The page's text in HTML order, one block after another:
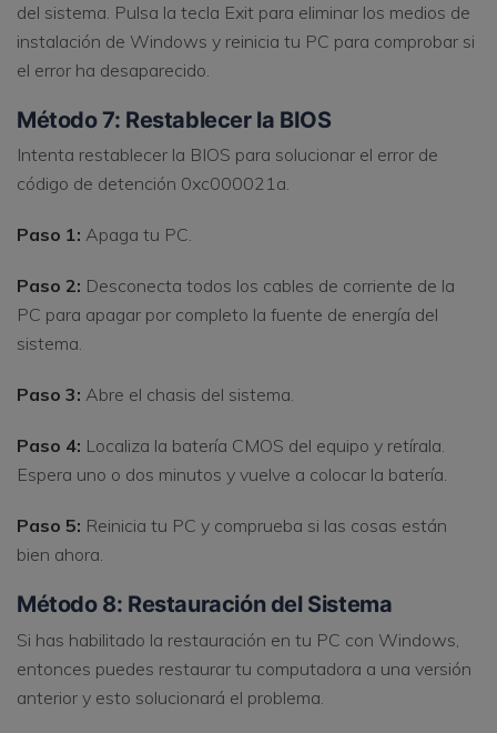
del sistema. Pulsa la tecla Exit para eliminar los medios de
instalación de Windows y reinicia tu PC para comprobar si
el error ha desaparecido.
Método 7: Restablecer la BIOS
Intenta restablecer la BIOS para solucionar el error de
código de detención 0xc000021a.
Paso 1: Apaga tu PC.
Paso 2: Desconecta todos los cables de corriente de la
PC para apagar por completo la fuente de energía del
sistema.
Paso 3: Abre el chasis del sistema.
Paso 4: Localiza la batería CMOS del equipo y retírala.
Espera uno o dos minutos y vuelve a colocar la batería.
Paso 5: Reinicia tu PC y comprueba si las cosas están
bien ahora.
Método 8: Restauración del Sistema
Si has habilitado la restauración en tu PC con Windows,
entonces puedes restaurar tu computadora a una versión
anterior y esto solucionará el problema.